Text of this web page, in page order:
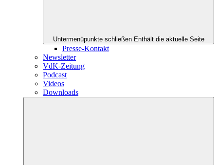
Untermenüpunkte schließen Enthält die aktuelle Seite
Presse-Kontakt
Newsletter
VdK-Zeitung
Podcast
Videos
Downloads